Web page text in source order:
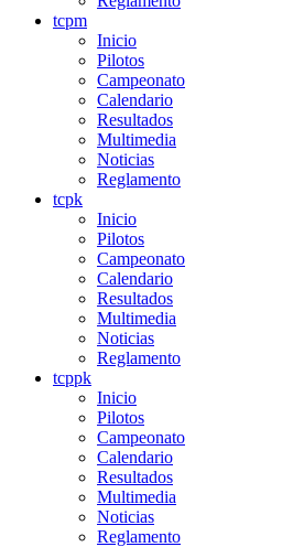
tcpm
Inicio
Pilotos
Campeonato
Calendario
Resultados
Multimedia
Noticias
Reglamento
tcpk
Inicio
Pilotos
Campeonato
Calendario
Resultados
Multimedia
Noticias
Reglamento
tcppk
Inicio
Pilotos
Campeonato
Calendario
Resultados
Multimedia
Noticias
Reglamento